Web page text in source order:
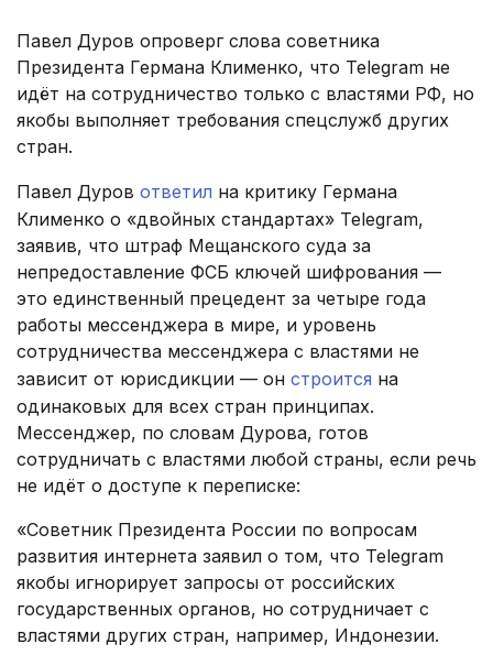
Павел Дуров опроверг слова советника
Президента Германа Клименко, что Telegram не
идёт на сотрудничество только с властями РФ, но
якобы выполняет требования спецслужб других
стран.
Павел Дуров ответил на критику Германа
Клименко о «двойных стандартах» Telegram,
заявив, что штраф Мещанского суда за
непредоставление ФСБ ключей шифрования —
это единственный прецедент за четыре года
работы мессенджера в мире, и уровень
сотрудничества мессенджера с властями не
зависит от юрисдикции — он строится на
одинаковых для всех стран принципах.
Мессенджер, по словам Дурова, готов
сотрудничать с властями любой страны, если речь
не идёт о доступе к переписке:
«Советник Президента России по вопросам
развития интернета заявил о том, что Telegram
якобы игнорирует запросы от российских
государственных органов, но сотрудничает с
властями других стран, например, Индонезии.